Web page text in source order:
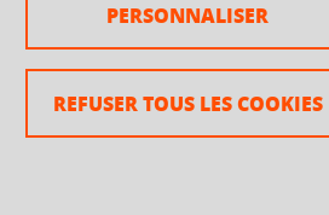
REFUSER TOUS LES COOKIES
PERSONNALISER
Crédits
Accessibilité : non conforme